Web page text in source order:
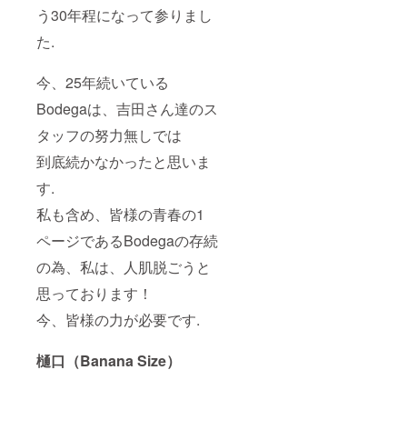
う30年程になって参りまし
た.
今、25年続いている
Bodegaは、吉田さん達のス
タッフの努力無しでは
到底続かなかったと思いま
す.
私も含め、皆様の青春の1
ページであるBodegaの存続
の為、私は、人肌脱ごうと
思っております！
今、皆様の力が必要です.
樋口（Banana Size）